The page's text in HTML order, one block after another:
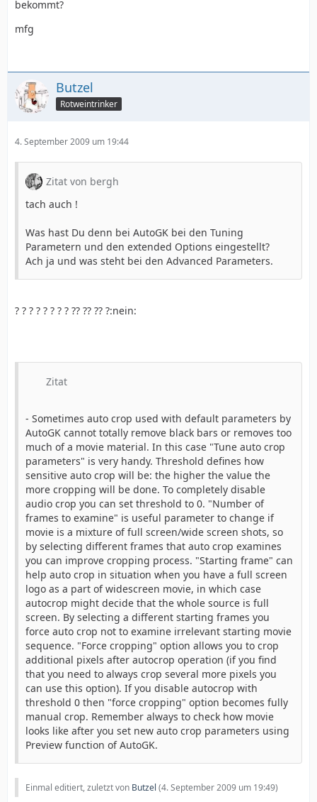
bekommt?
mfg
Butzel
Rotweintrinker
4. September 2009 um 19:44
Zitat von bergh
tach auch !
Was hast Du denn bei AutoGK bei den Tuning
Parametern und den extended Options eingestellt?
Ach ja und was steht bei den Advanced Parameters.
? ? ? ? ? ? ? ? ?? ?? ?? ?:nein:
Zitat
- Sometimes auto crop used with default parameters by
AutoGK cannot totally remove black bars or removes too
much of a movie material. In this case "Tune auto crop
parameters" is very handy. Threshold defines how
sensitive auto crop will be: the higher the value the
more cropping will be done. To completely disable
audio crop you can set threshold to 0. "Number of
frames to examine" is useful parameter to change if
movie is a mixture of full screen/wide screen shots, so
by selecting different frames that auto crop examines
you can improve cropping process. "Starting frame" can
help auto crop in situation when you have a full screen
logo as a part of widescreen movie, in which case
autocrop might decide that the whole source is full
screen. By selecting a different starting frames you
force auto crop not to examine irrelevant starting movie
sequence. "Force cropping" option allows you to crop
additional pixels after autocrop operation (if you find
that you need to always crop several more pixels you
can use this option). If you disable autocrop with
threshold 0 then "force cropping" option becomes fully
manual crop. Remember always to check how movie
looks like after you set new auto crop parameters using
Preview function of AutoGK.
Einmal editiert, zuletzt von Butzel (4. September 2009 um 19:49)